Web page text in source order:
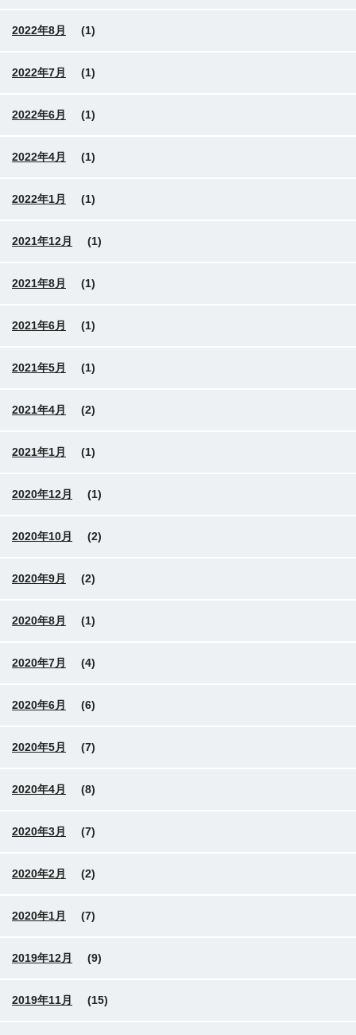
2022年8月 (1)
2022年7月 (1)
2022年6月 (1)
2022年4月 (1)
2022年1月 (1)
2021年12月 (1)
2021年8月 (1)
2021年6月 (1)
2021年5月 (1)
2021年4月 (2)
2021年1月 (1)
2020年12月 (1)
2020年10月 (2)
2020年9月 (2)
2020年8月 (1)
2020年7月 (4)
2020年6月 (6)
2020年5月 (7)
2020年4月 (8)
2020年3月 (7)
2020年2月 (2)
2020年1月 (7)
2019年12月 (9)
2019年11月 (15)